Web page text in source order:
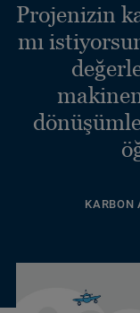
Projenizin
mı
KARBON